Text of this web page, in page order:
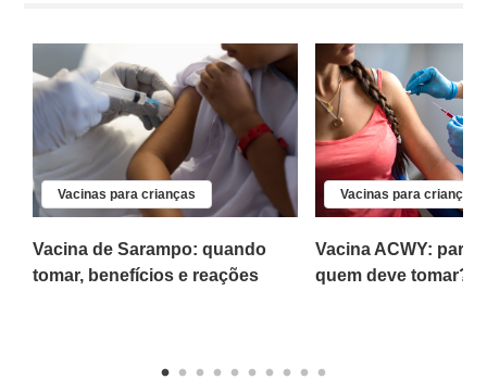
Vacinas para crianças
Vacina de Sarampo: quando
tomar, benefícios e reações
Vacinas para crianças
Vacina ACWY: para
quem deve tomar?